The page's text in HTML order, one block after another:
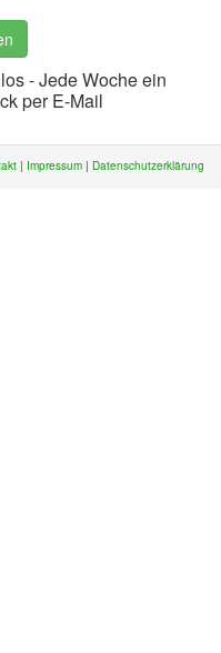
- Jede Woche ein
per E-Mail
| Impressum | Datenschutzerklärung